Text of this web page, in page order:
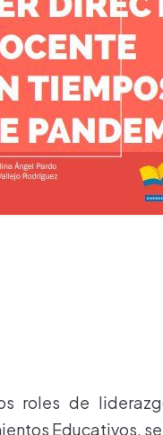
roles de
Educativos,